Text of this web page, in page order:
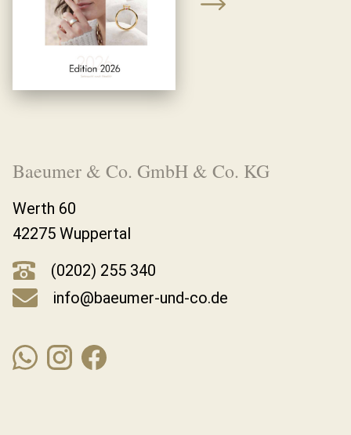
Baeumer & Co. GmbH & Co. KG
Werth 60
42275 Wuppertal
(0202) 255 340
info@baeumer-und-co.de